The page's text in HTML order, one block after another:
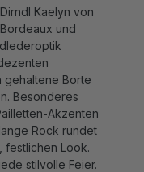
Kaelyn von
und
gehaltene Borte
Besonderes
Akzenten
Rock rundet
festlichen Look.
stilvolle Feier.